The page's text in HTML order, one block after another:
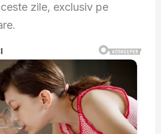
zile, exclusiv pe